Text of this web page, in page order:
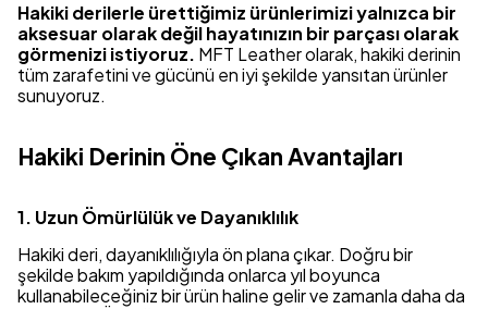
Hakiki derilerle ürettiğimiz ürünlerimizi yalnızca bir
aksesuar olarak değil hayatınızın bir parçası olarak
görmenizi istiyoruz. MFT Leather olarak, hakiki derinin
tüm zarafetini ve gücünü en iyi şekilde yansıtan ürünler
sunuyoruz.
Hakiki Derinin Öne Çıkan Avantajları
1. Uzun Ömürlülük ve Dayanıklılık
Hakiki deri, dayanıklılığıyla ön plana çıkar. Doğru bir
şekilde bakım yapıldığında onlarca yıl boyunca
kullanabileceğiniz bir ürün haline gelir ve zamanla daha da